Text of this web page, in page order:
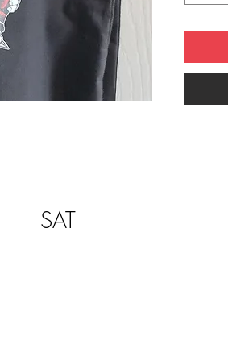
Avec
pour
SAT